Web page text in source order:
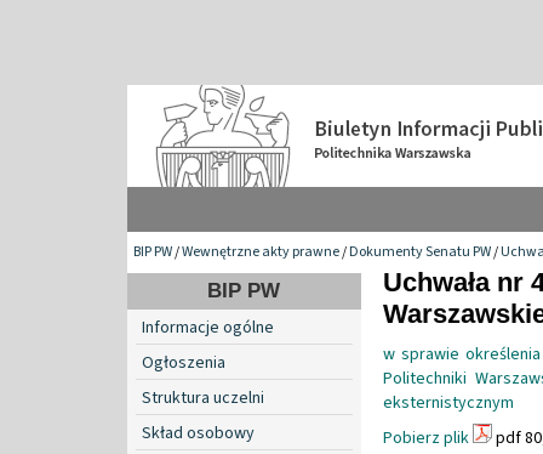
BIP PW/Wewnętrzne akty prawne/Dokumenty Senatu PW/
BIP PW
Informacje ogólne
Ogłoszenia
Struktura uczelni
Skład osobowy
Uchwała nr
w sprawie
Politechniki
eksternistycznym
Pobierz plik
pdf